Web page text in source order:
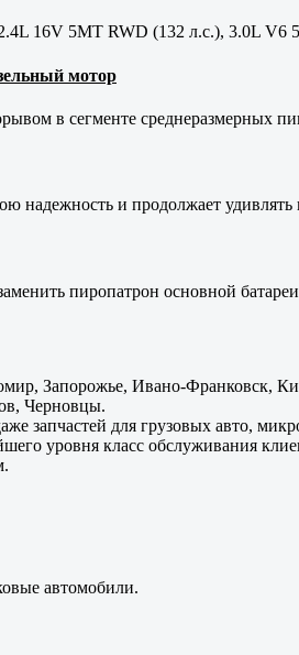
16V 5MT RWD (132 л.с.), 3.0L
мотор
в сегменте среднеразмерных
и продолжает
пиропатрон основной
Запорожье, Ивано-Франковск,
Черновцы.
запчастей для грузовых авто,
уровня класс обслуживания
автомобили.